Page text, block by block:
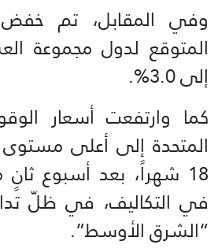
وفي المقابل، تم
إلى 3.0%.
كما وارتفعت أسعار
المتحدة إلى أعلى
18 شهراً، بعد أسبوع ثانٍ
في التكاليف، في ظلّ
“الشرق الأوسط”.